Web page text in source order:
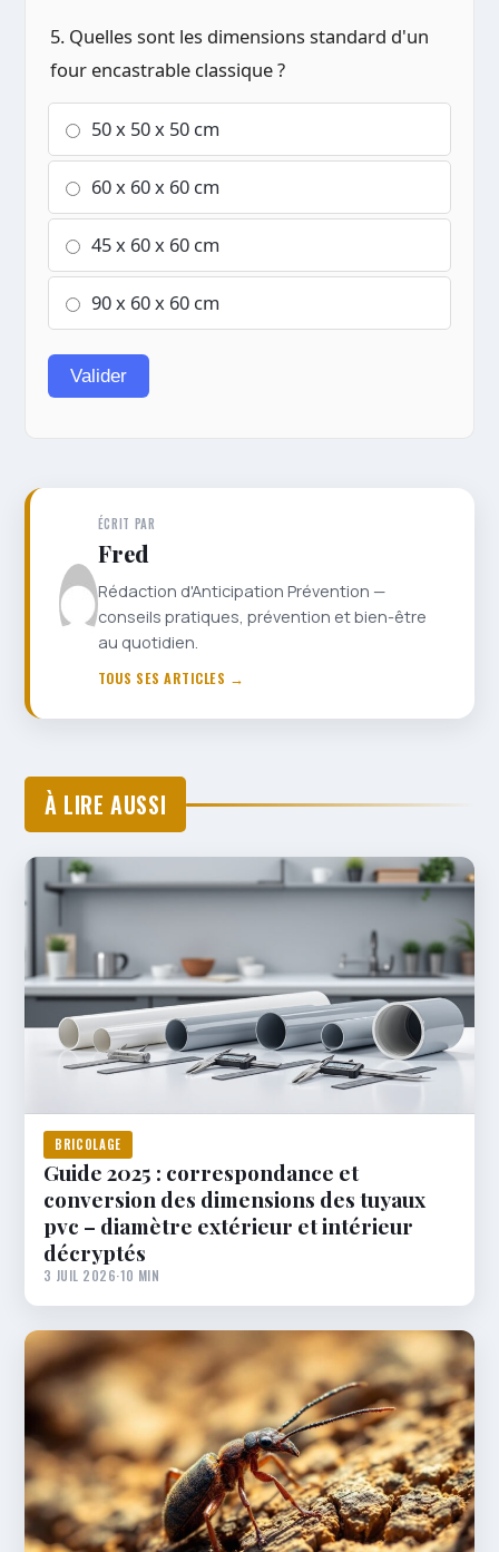
5. Quelles sont les dimensions standard d'un
four encastrable classique ?
50 x 50 x 50 cm
60 x 60 x 60 cm
45 x 60 x 60 cm
90 x 60 x 60 cm
Valider
ÉCRIT PAR
Fred
Rédaction d'Anticipation Prévention —
conseils pratiques, prévention et bien-être
au quotidien.
TOUS SES ARTICLES →
À LIRE AUSSI
BRICOLAGE
Guide 2025 : correspondance et
conversion des dimensions des tuyaux
pvc – diamètre extérieur et intérieur
décryptés
3 JUIL 2026·10 MIN